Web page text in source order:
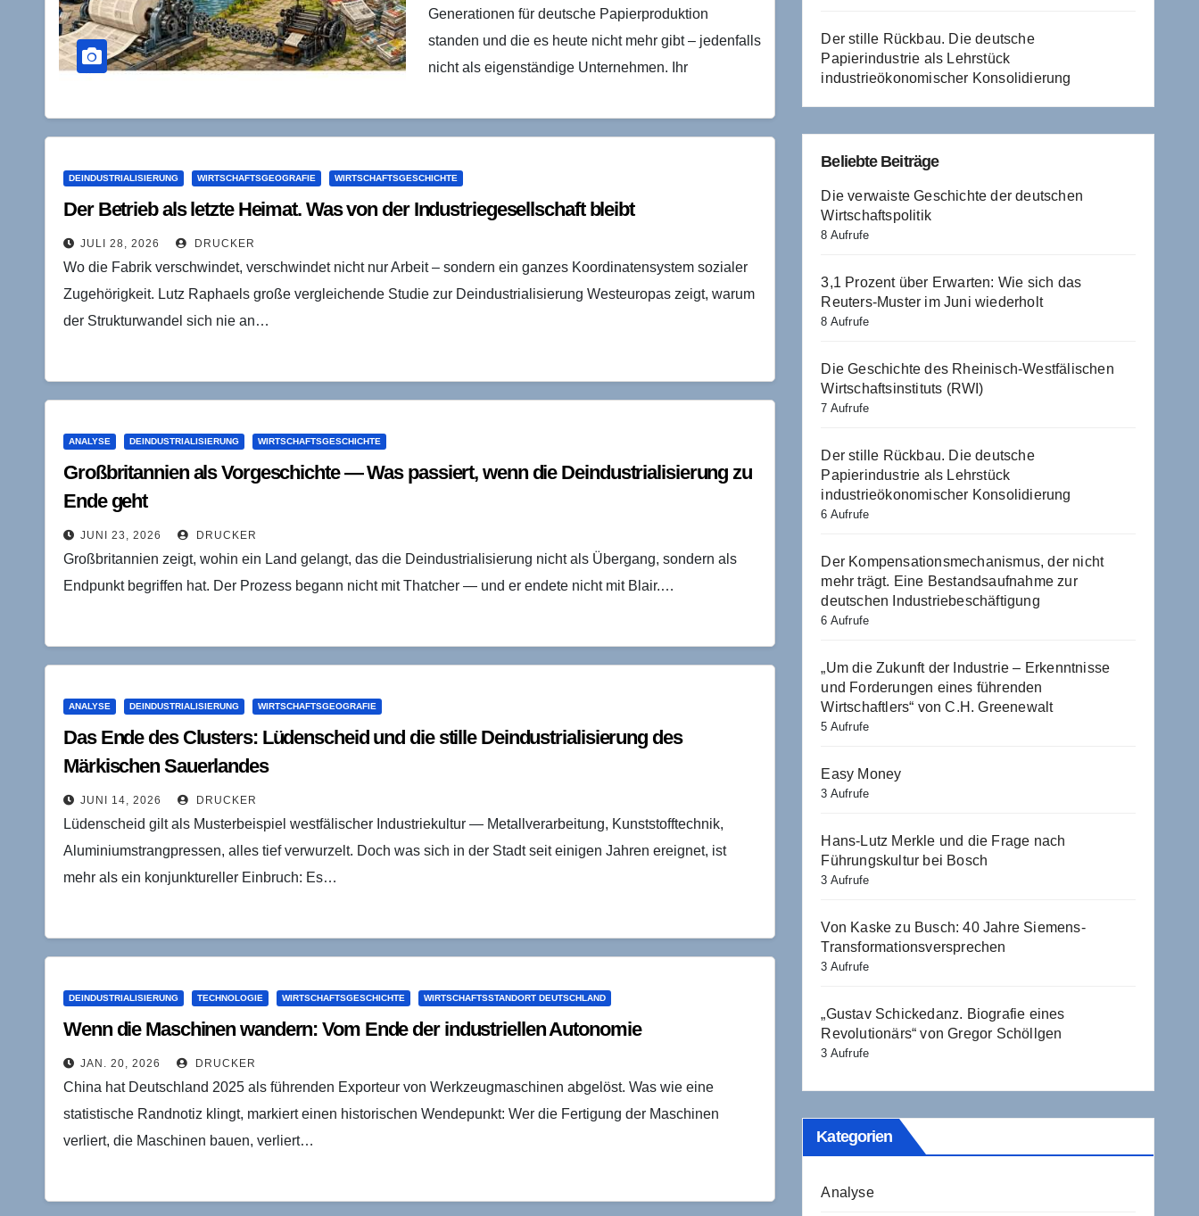
Generationen für deutsche Papierproduktion
standen und die es heute nicht mehr gibt – jedenfalls
nicht als eigenständige Unternehmen. Ihr
DEINDUSTRIALISIERUNG WIRTSCHAFTSGEOGRAFIE WIRTSCHAFTSGESCHICHTE
Der Betrieb als letzte Heimat. Was von der Industriegesellschaft bleibt
JULI 28, 2026 DRUCKER
Wo die Fabrik verschwindet, verschwindet nicht nur Arbeit – sondern ein ganzes Koordinatensystem sozialer
Zugehörigkeit. Lutz Raphaels große vergleichende Studie zur Deindustrialisierung Westeuropas zeigt, warum
der Strukturwandel sich nie an…
ANALYSE DEINDUSTRIALISIERUNG WIRTSCHAFTSGESCHICHTE
Großbritannien als Vorgeschichte — Was passiert, wenn die Deindustrialisierung zu
Ende geht
JUNI 23, 2026 DRUCKER
Großbritannien zeigt, wohin ein Land gelangt, das die Deindustrialisierung nicht als Übergang, sondern als
Endpunkt begriffen hat. Der Prozess begann nicht mit Thatcher — und er endete nicht mit Blair.…
ANALYSE DEINDUSTRIALISIERUNG WIRTSCHAFTSGEOGRAFIE
Das Ende des Clusters: Lüdenscheid und die stille Deindustrialisierung des
Märkischen Sauerlandes
JUNI 14, 2026 DRUCKER
Lüdenscheid gilt als Musterbeispiel westfälischer Industriekultur — Metallverarbeitung, Kunststofftechnik,
Aluminiumstrangpressen, alles tief verwurzelt. Doch was sich in der Stadt seit einigen Jahren ereignet, ist
mehr als ein konjunktureller Einbruch: Es…
DEINDUSTRIALISIERUNG TECHNOLOGIE WIRTSCHAFTSGESCHICHTE WIRTSCHAFTSSTANDORT DEUTSCHLAND
Wenn die Maschinen wandern: Vom Ende der industriellen Autonomie
JAN. 20, 2026 DRUCKER
China hat Deutschland 2025 als führenden Exporteur von Werkzeugmaschinen abgelöst. Was wie eine
statistische Randnotiz klingt, markiert einen historischen Wendepunkt: Wer die Fertigung der Maschinen
verliert, die Maschinen bauen, verliert…
Der stille Rückbau. Die deutsche
Papierindustrie als Lehrstück
industrieökonomischer Konsolidierung
Beliebte Beiträge
Die verwaiste Geschichte der deutschen
Wirtschaftspolitik
8 Aufrufe
3,1 Prozent über Erwarten: Wie sich das
Reuters-Muster im Juni wiederholt
8 Aufrufe
Die Geschichte des Rheinisch-Westfälischen
Wirtschaftsinstituts (RWI)
7 Aufrufe
Der stille Rückbau. Die deutsche
Papierindustrie als Lehrstück
industrieökonomischer Konsolidierung
6 Aufrufe
Der Kompensationsmechanismus, der nicht
mehr trägt. Eine Bestandsaufnahme zur
deutschen Industriebeschäftigung
6 Aufrufe
„Um die Zukunft der Industrie – Erkenntnisse
und Forderungen eines führenden
Wirtschaftlers“ von C.H. Greenewalt
5 Aufrufe
Easy Money
3 Aufrufe
Hans-Lutz Merkle und die Frage nach
Führungskultur bei Bosch
3 Aufrufe
Von Kaske zu Busch: 40 Jahre Siemens-
Transformationsversprechen
3 Aufrufe
„Gustav Schickedanz. Biografie eines
Revolutionärs“ von Gregor Schöllgen
3 Aufrufe
Kategorien
Analyse